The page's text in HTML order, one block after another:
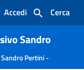
Cerca
Accedi
Sandro
Pertini -